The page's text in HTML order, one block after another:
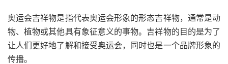
奥运会吉祥物是指代表奥运会形象的形态吉祥物，通常是动
物、植物或其他具有象征意义的事物。吉祥物的目的是为了
让人们更好地了解和接受奥运会，同时也是一个品牌形象的
传播。